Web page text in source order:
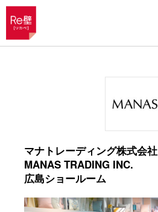
マナトレーディング株式会社
MANAS TRADING INC.
広島ショールーム